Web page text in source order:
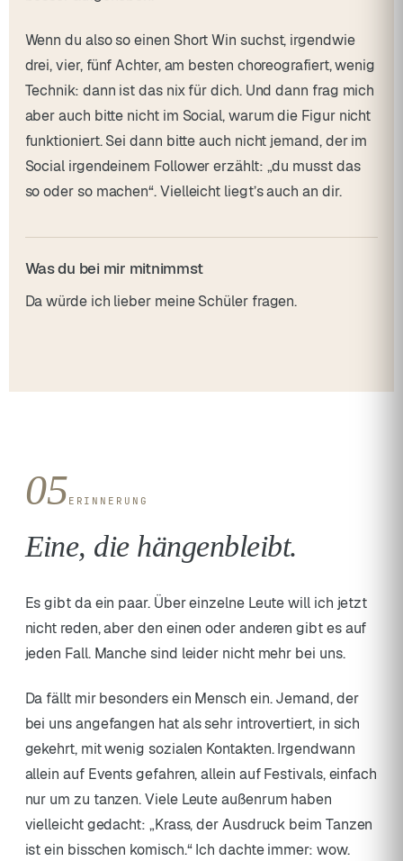
Wenn du also so einen Short Win suchst, irgendwie
drei, vier, fünf Achter, am besten choreografiert, wenig
Technik: dann ist das nix für dich. Und dann frag mich
aber auch bitte nicht im Social, warum die Figur nicht
funktioniert. Sei dann bitte auch nicht jemand, der im
Social irgendeinem Follower erzählt: „du musst das
so oder so machen“. Vielleicht liegt’s auch an dir.
Was du bei mir mitnimmst
Da würde ich lieber meine Schüler fragen.
05ERINNERUNG
Eine, die hängenbleibt.
Es gibt da ein paar. Über einzelne Leute will ich jetzt
nicht reden, aber den einen oder anderen gibt es auf
jeden Fall. Manche sind leider nicht mehr bei uns.
Da fällt mir besonders ein Mensch ein. Jemand, der
bei uns angefangen hat als sehr introvertiert, in sich
gekehrt, mit wenig sozialen Kontakten. Irgendwann
allein auf Events gefahren, allein auf Festivals, einfach
nur um zu tanzen. Viele Leute außenrum haben
vielleicht gedacht: „Krass, der Ausdruck beim Tanzen
ist ein bisschen komisch.“ Ich dachte immer: wow.